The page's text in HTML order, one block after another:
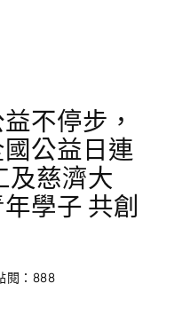
不停步，
公益日連
及慈濟大
學子 共創
閱：888